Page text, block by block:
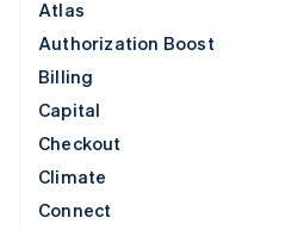
Atlas
Authorization Boost
Billing
Capital
Checkout
Climate
Connect